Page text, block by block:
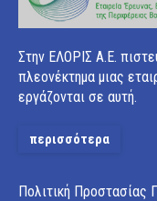
Στην ΕΛΟΡΙΣ Α.Ε.
πλεονέκτημα μιας
εργάζονται σε αυτή.
περισσότερα
Πολιτική